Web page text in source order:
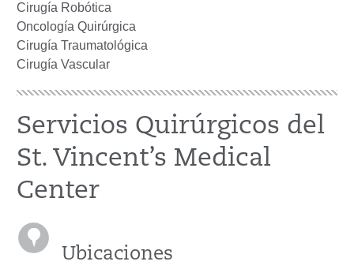
Cirugía Robótica
Oncología Quirúrgica
Cirugía Traumatológica
Cirugía Vascular
Servicios Quirúrgicos del
St. Vincent’s Medical
Center
Ubicaciones